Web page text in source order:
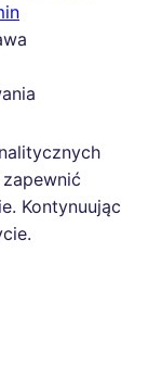
Kontynuując